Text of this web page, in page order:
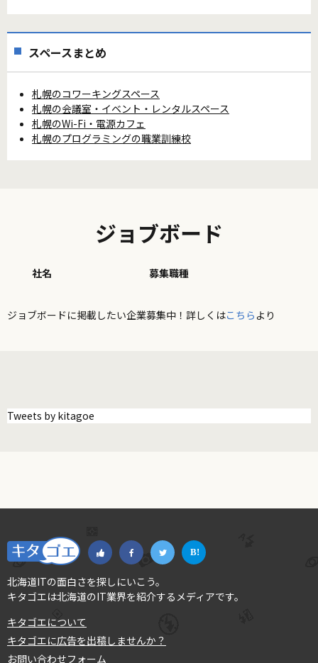
スペースまとめ
札幌のコワーキングスペース
札幌の会議室・イベント・レンタルスペース
札幌のWi-Fi・電源カフェ
札幌のプログラミングの職業訓練校
ジョブボード
社名 募集職種
ジョブボードに掲載したい企業募集中！詳しくはこちら より
Tweets by kitagoe
北海道ITの面白さを探しにいこう。
キタゴエは北海道のIT業界を紹介するメディアです。
キタゴエについて
キタゴエに広告を出稿しませんか？
お問い合わせフォーム